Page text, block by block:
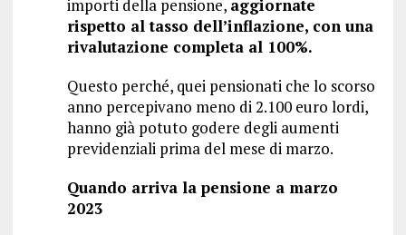
importi della pensione, aggiornate
rispetto al tasso dell’inflazione, con una
rivalutazione completa al 100%.
Questo perché, quei pensionati che lo scorso
anno percepivano meno di 2.100 euro lordi,
hanno già potuto godere degli aumenti
previdenziali prima del mese di marzo.
Quando arriva la pensione a marzo
2023